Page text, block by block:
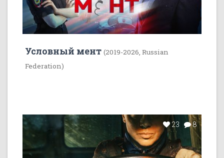
Условный мент (2019-2026, Russian
Federation)
23 8